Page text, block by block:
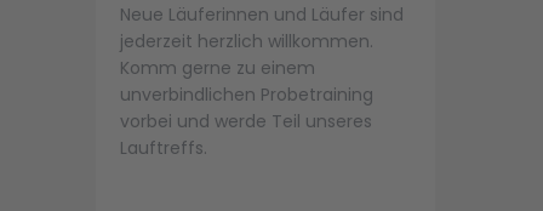
Neue Läuferinnen und Läufer sind
jederzeit herzlich willkommen.
Komm gerne zu einem
unverbindlichen Probetraining
vorbei und werde Teil unseres
Lauftreffs.